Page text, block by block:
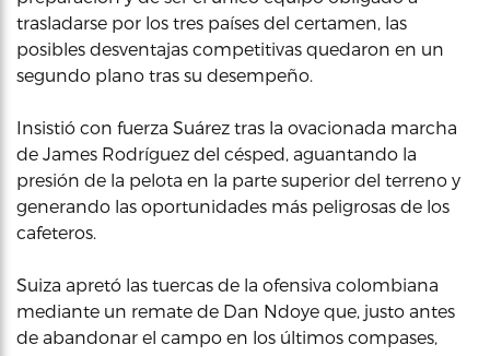
trasladarse por los tres países del certamen, las
posibles desventajas competitivas quedaron en un
segundo plano tras su desempeño.
Insistió con fuerza Suárez tras la ovacionada marcha
de James Rodríguez del césped, aguantando la
presión de la pelota en la parte superior del terreno y
generando las oportunidades más peligrosas de los
cafeteros.
Suiza apretó las tuercas de la ofensiva colombiana
mediante un remate de Dan Ndoye que, justo antes
de abandonar el campo en los últimos compases,